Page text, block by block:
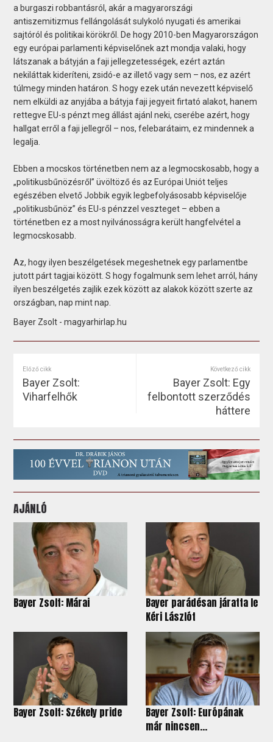
a burgaszi robbantásról, akár a magyarországi
antiszemitizmus fellángolását sulykoló nyugati és amerikai
sajtóról és politikai körökről. De hogy 2010-ben Magyarországon
egy európai parlamenti képviselőnek azt mondja valaki, hogy
látszanak a bátyján a faji jellegzetességek, ezért aztán
nekiláttak kideríteni, zsidó-e az illető vagy sem – nos, ez azért
túlmegy minden határon. S hogy ezek után nevezett képviselő
nem elküldi az anyjába a bátyja faji jegyeit firtató alakot, hanem
rettegve EU-s pénzt meg állást ajánl neki, cserébe azért, hogy
hallgat erről a faji jellegről – nos, felebarátaim, ez mindennek a
legalja.
Ebben a mocskos történetben nem az a legmocskosabb, hogy a
„politikusbűnözésről” üvöltöző és az Európai Uniót teljes
egészében elvető Jobbik egyik legbefolyásosabb képviselője
„politikusbűnöz” és EU-s pénzzel veszteget – ebben a
történetben ez a most nyilvánosságra került hangfelvétel a
legmocskosabb.
Az, hogy ilyen beszélgetések megeshetnek egy parlamentbe
jutott párt tagjai között. S hogy fogalmunk sem lehet arról, hány
ilyen beszélgetés zajlik ezek között az alakok között szerte az
országban, nap mint nap.
Bayer Zsolt - magyarhirlap.hu
Előző cikk
Bayer Zsolt:
Viharfelhők
Következő cikk
Bayer Zsolt: Egy
felbontott szerződés
háttere
AJÁNLÓ
Bayer Zsolt: Márai
Bayer parádésan járatta le
Kéri Lászlót
Bayer Zsolt: Székely pride
Bayer Zsolt: Európának
már nincsen...